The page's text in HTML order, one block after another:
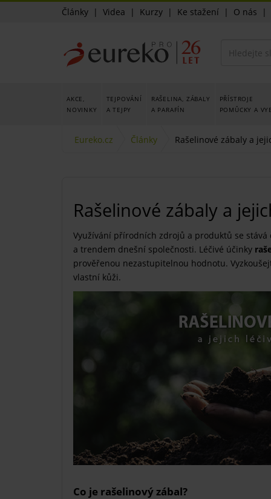
Články | Videa | Kurzy | Ke stažení | O nás |
AKCE,
NOVINKY
TEJPOVÁNÍ
A TEJPY
RAŠELINA, ZÁBALY
A PARAFÍN
PŘÍSTROJE
POMŮCKY A
Eureko.cz Články Rašelinové zábaly a
Rašelinové zábaly a
Využívání přírodních zdrojů a produktů se
a trendem dnešní společnosti. Léčivé účinky
prověřenou nezastupitelnou hodnotu.
vlastní kůži.
Co je rašelinový zábal?